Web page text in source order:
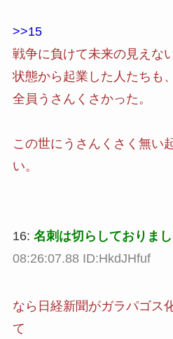
>>15
戦争に負けて未来の見えな
状態から起業した人たちも、
全員うさんくさかった。
この世にうさんくさく無い
い。
16: 名刺は切らしておりま
08:26:07.88 ID:HkdJHfuf
なら日経新聞がガラパゴス
て